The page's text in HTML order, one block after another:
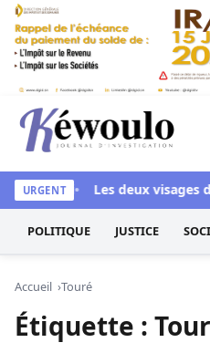
Aller au contenu
Kéwoulo, le premier site
URGENT
blanchi Les deux visages
POLITIQUE JUSTICE
Accueil Touré
Étiquette :